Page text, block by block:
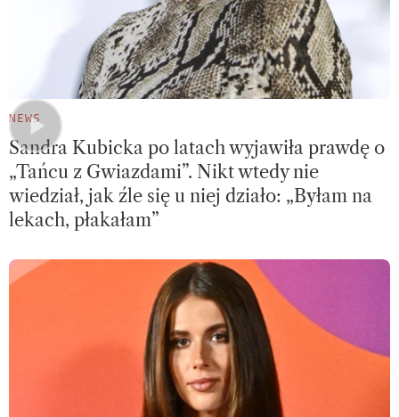
NEWS
Sandra Kubicka po latach wyjawiła prawdę o
„Tańcu z Gwiazdami”. Nikt wtedy nie
wiedział, jak źle się u niej działo: „Byłam na
lekach, płakałam”